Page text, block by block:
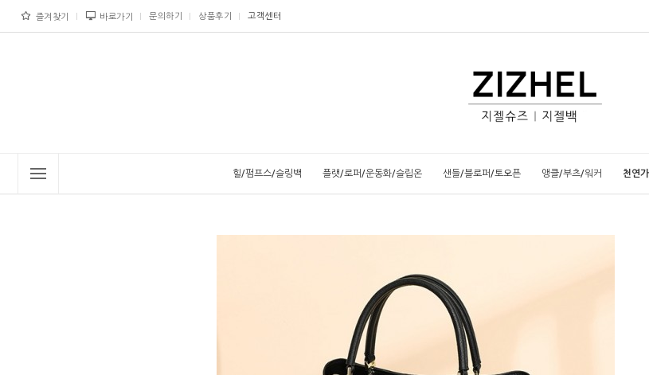
즐겨찾기 바로가기 문의하기 상품후기 고객센터
힐/펌프스/슬링백 플랫/로퍼/운동화/슬립온 샌들/블로퍼/토오픈 앵클/부츠/워커 천연